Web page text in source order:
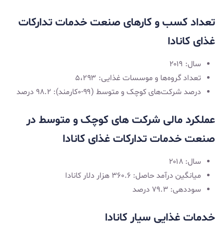
تعداد کسب و کارهای صنعت خدمات تدارکات
غذای کانادا
سال: ۲۰۱۹
تعداد گروه‌ها و موسسات غذایی: ۵،۲۹۳
درصد شرکت‌های کوچک و متوسط (۹۹-۰کارمند): ۹۸.۲ درصد
عملکرد مالی شرکت‌ های کوچک و متوسط در
صنعت خدمات تدارکات غذای کانادا
سال: ۲۰۱۸
میانگین درآمد حاصل: ۳۶۰.۶ هزار دلار کانادا
سوددهی: ۷۹.۳ درصد
خدمات غذایی سیار کانادا